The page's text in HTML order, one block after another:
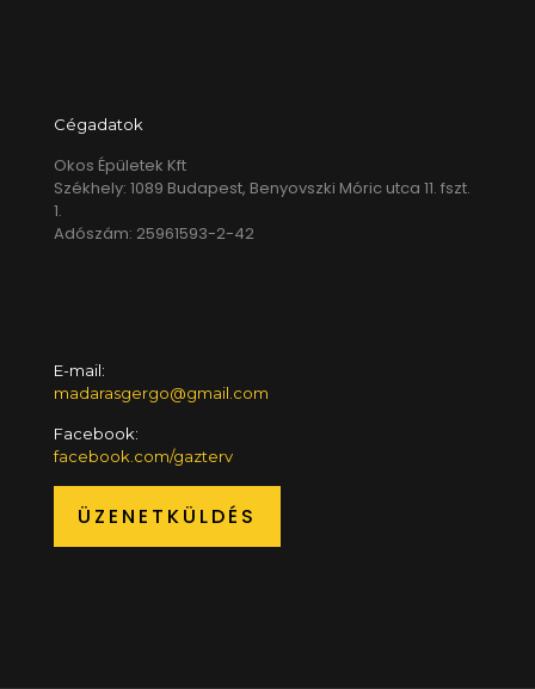
Cégadatok
Okos Épületek Kft
Székhely: 1089 Budapest, Benyovszki Móric utca 11. fszt.
1.
Adószám: 25961593-2-42
E-mail:
madarasgergo@gmail.com
Facebook:
facebook.com/gazterv
ÜZENETKÜLDÉS